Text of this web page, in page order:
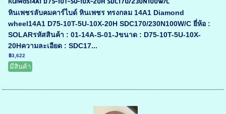
หินเพชรลับคมคาร์ไบด์ หินเพชร ทรงกลม 14A1 Diamond
wheel14A1 D75-10T-5U-10X-20H SDC170/230N100W/C ยี่ห้อ :
SOLARรหัสสินค้า : 01-14A-S-01-Jขนาด : D75-10T-5U-10X-
20Hความละเอียด : SDC17...
฿3,622
มีสินค้า